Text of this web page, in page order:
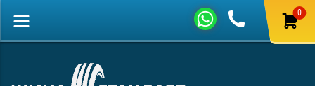
0